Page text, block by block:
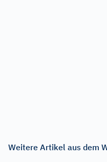
Weitere Artikel aus dem